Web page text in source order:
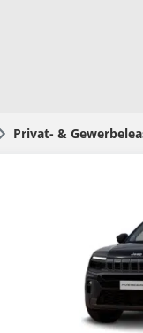
Privat- &